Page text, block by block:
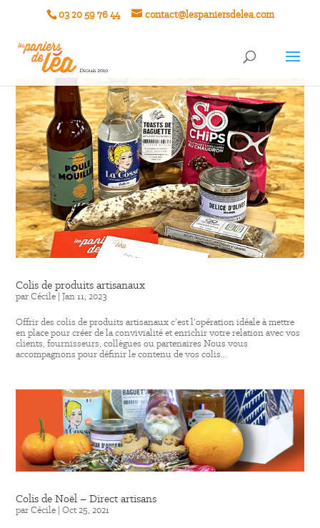
03 20 59 76 44 contact@lespaniersdelea.com
Colis de produits artisanaux
parCécile |Jan 11, 2023
Offrir des colis de produits artisanaux c’est l’opération idéale à mettre
en place pour créer de la convivialité et enrichir votre relation avec vos
clients, fournisseurs, collègues ou partenaires Nous vous
accompagnons pour définir le contenu de vos colis...
Colis de Noël – Direct artisans
parCécile |Oct 25, 2021